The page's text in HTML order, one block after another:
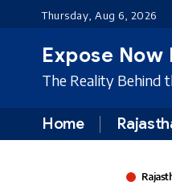
Thursday, Aug 6, 2026
Expose Now
The Reality Behind
Home